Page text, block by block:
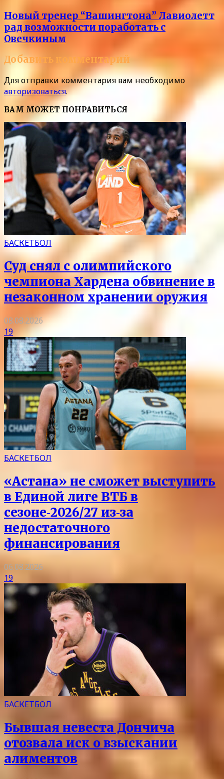
Новый тренер “Вашингтона” Лавиолетт
рад возможности поработать с
Овечкиным
Добавить комментарий
Для отправки комментария вам необходимо
авторизоваться.
ВАМ МОЖЕТ ПОНРАВИТЬСЯ
БАСКЕТБОЛ
Суд снял с олимпийского
чемпиона Хардена обвинение в
незаконном хранении оружия
08.08.2026
19
БАСКЕТБОЛ
«Астана» не сможет выступить
в Единой лиге ВТБ в
сезоне‑2026/27 из‑за
недостаточного
финансирования
06.08.2026
19
БАСКЕТБОЛ
Бывшая невеста Дончича
отозвала иск о взыскании
алиментов